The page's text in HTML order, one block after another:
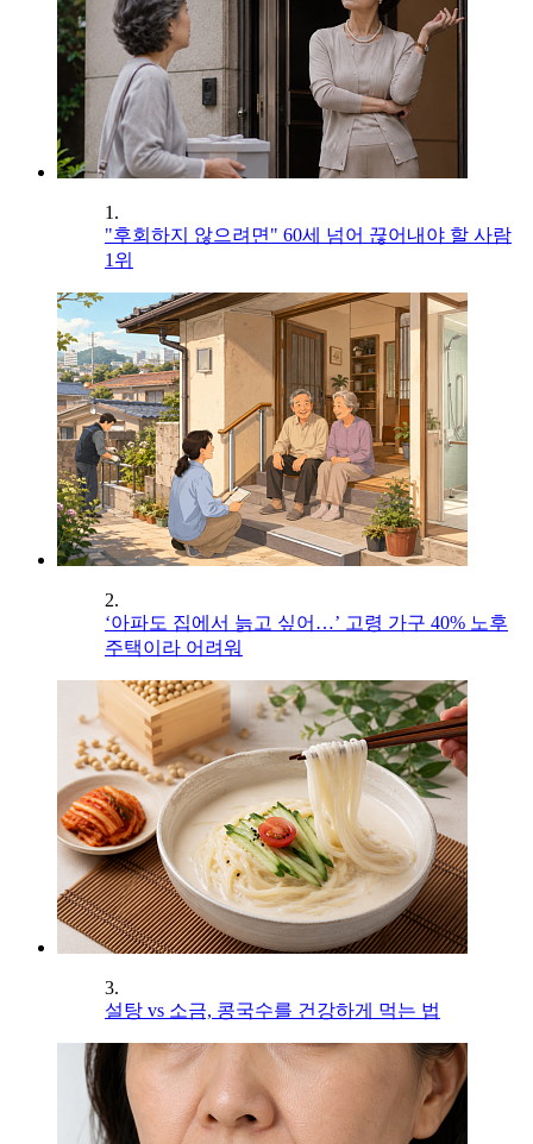
1.
"후회하지 않으려면" 60세 넘어 끊어내야 할 사람
1위
2.
‘아파도 집에서 늙고 싶어…’ 고령 가구 40% 노후
주택이라 어려워
3.
설탕 vs 소금, 콩국수를 건강하게 먹는 법